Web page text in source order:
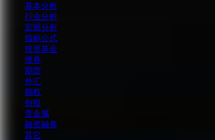
基本分析
行业分析
宏观分析
指标公式
投资基金
债券
期货
外汇
期权
创投
贵金属
融资融券
其它